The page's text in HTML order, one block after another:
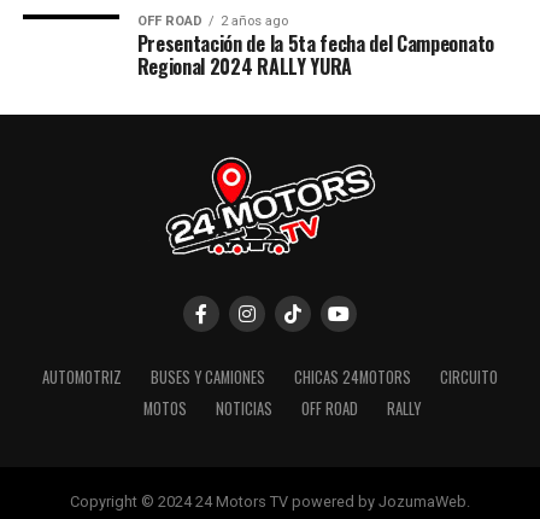
OFF ROAD 2 años ago
Presentación de la 5ta fecha del Campeonato
Regional 2024 RALLY YURA
AUTOMOTRIZ BUSES Y CAMIONES CHICAS 24MOTORS
CIRCUITO
MOTOS
NOTICIAS OFF ROAD RALLY
Copyright © 2024 24 Motors TV powered by JozumaWeb.